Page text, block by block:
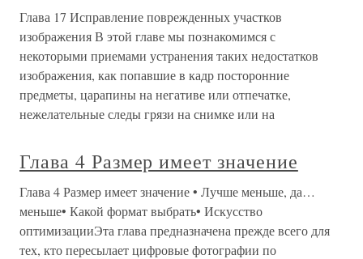
Глава 17 Исправление поврежденных участков
изображения В этой главе мы познакомимся с
некоторыми приемами устранения таких недостатков
изображения, как попавшие в кадр посторонние
предметы, царапины на негативе или отпечатке,
нежелательные следы грязи на снимке или на
Глава 4 Размер имеет значение
Глава 4 Размер имеет значение • Лучше меньше, да…
меньше• Какой формат выбрать• Искусство
оптимизацииЭта глава предназначена прежде всего для
тех, кто пересылает цифровые фотографии по